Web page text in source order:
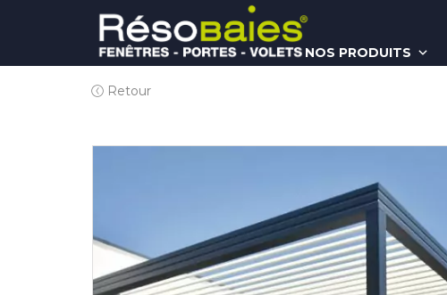
NOS PRODUITS
Retour